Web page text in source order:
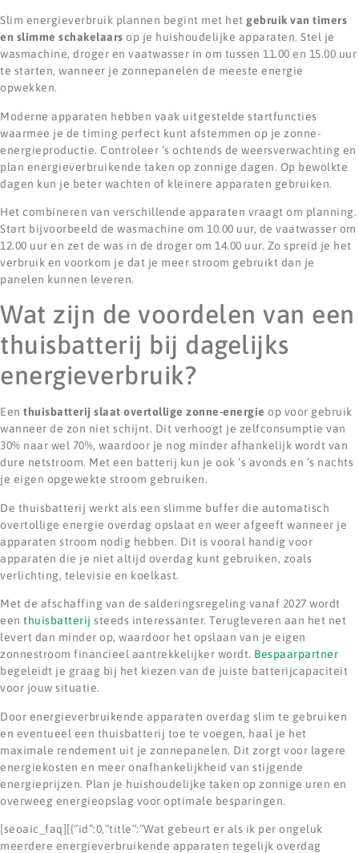
Slim energieverbruik plannen begint met het gebruik van timers
en slimme schakelaars op je huishoudelijke apparaten. Stel je
wasmachine, droger en vaatwasser in om tussen 11.00 en 15.00 uur
te starten, wanneer je zonnepanelen de meeste energie
opwekken.
Moderne apparaten hebben vaak uitgestelde startfuncties
waarmee je de timing perfect kunt afstemmen op je zonne-
energieproductie. Controleer ’s ochtends de weersverwachting en
plan energieverbruikende taken op zonnige dagen. Op bewolkte
dagen kun je beter wachten of kleinere apparaten gebruiken.
Het combineren van verschillende apparaten vraagt om planning.
Start bijvoorbeeld de wasmachine om 10.00 uur, de vaatwasser om
12.00 uur en zet de was in de droger om 14.00 uur. Zo spreid je het
verbruik en voorkom je dat je meer stroom gebruikt dan je
panelen kunnen leveren.
Wat zijn de voordelen van een
thuisbatterij bij dagelijks
energieverbruik?
Een thuisbatterij slaat overtollige zonne-energie op voor gebruik
wanneer de zon niet schijnt. Dit verhoogt je zelfconsumptie van
30% naar wel 70%, waardoor je nog minder afhankelijk wordt van
dure netstroom. Met een batterij kun je ook ’s avonds en ’s nachts
je eigen opgewekte stroom gebruiken.
De thuisbatterij werkt als een slimme buffer die automatisch
overtollige energie overdag opslaat en weer afgeeft wanneer je
apparaten stroom nodig hebben. Dit is vooral handig voor
apparaten die je niet altijd overdag kunt gebruiken, zoals
verlichting, televisie en koelkast.
Met de afschaffing van de salderingsregeling vanaf 2027 wordt
een thuisbatterij steeds interessanter. Terugleveren aan het net
levert dan minder op, waardoor het opslaan van je eigen
zonnestroom financieel aantrekkelijker wordt. Bespaarpartner
begeleidt je graag bij het kiezen van de juiste batterijcapaciteit
voor jouw situatie.
Door energieverbruikende apparaten overdag slim te gebruiken
en eventueel een thuisbatterij toe te voegen, haal je het
maximale rendement uit je zonnepanelen. Dit zorgt voor lagere
energiekosten en meer onafhankelijkheid van stijgende
energieprijzen. Plan je huishoudelijke taken op zonnige uren en
overweeg energieopslag voor optimale besparingen.
[seoaic_faq][{“id”:0,”title”:”Wat gebeurt er als ik per ongeluk
meerdere energieverbruikende apparaten tegelijk overdag